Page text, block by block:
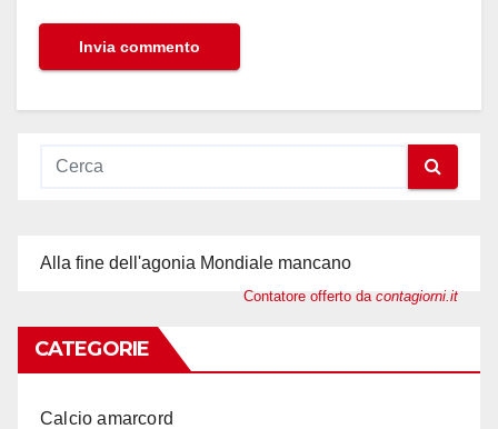
Alla fine dell'agonia Mondiale mancano
Contatore offerto da contagiorni.it
CATEGORIE
Calcio amarcord